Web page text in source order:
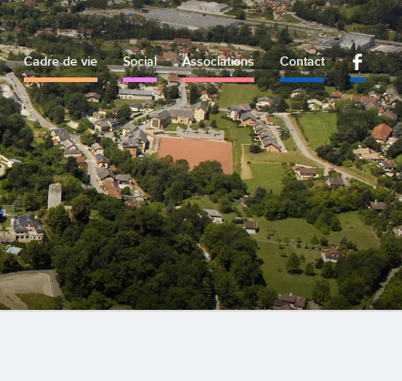
Cadre de vie Social Associations Contact